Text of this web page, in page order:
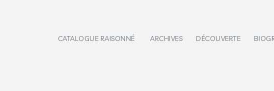
CATALOGUE RAISONNÉ ARCHIVES DÉCOUVERTE